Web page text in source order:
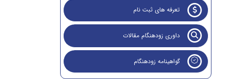
تعرفه های ثبت نام
داوری زودهنگام مقالات
گواهینامه زودهنگام